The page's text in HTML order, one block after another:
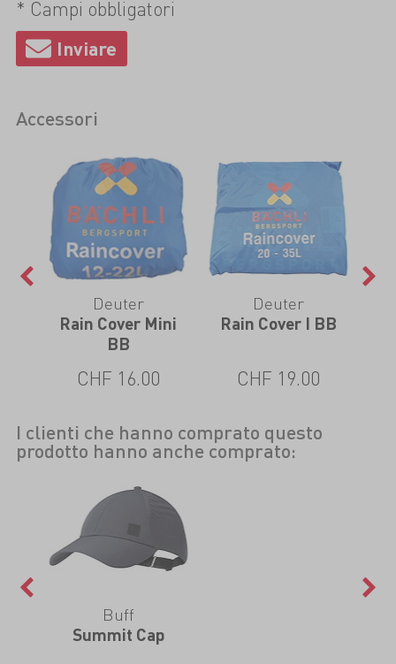
* Campi obbligatori
Accessori
Deuter
Rain Cover Mini
BB
CHF 16.00
Deuter
Rain Cover I BB
CHF 19.00
I clienti che hanno comprato questo
prodotto hanno anche comprato:
Buff
Summit Cap